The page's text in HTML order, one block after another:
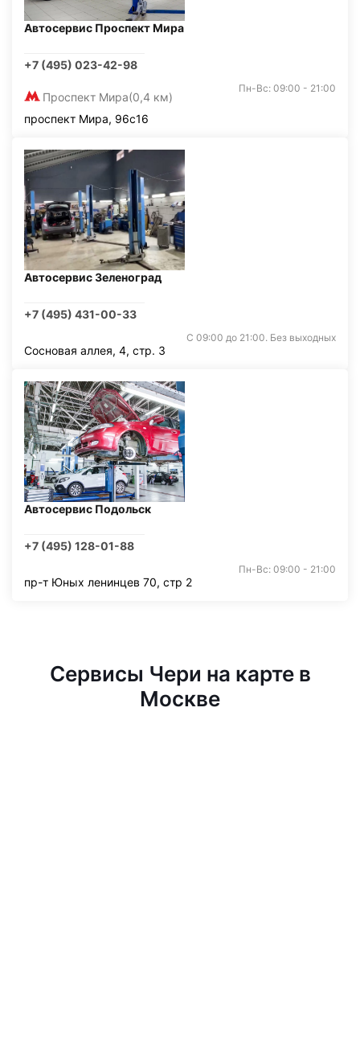
Автосервис Проспект Мира
+7 (495) 023-42-98
Проспект Мира(0,4 км)
Пн-Вс: 09:00 - 21:00
проспект Мира, 96с16
Автосервис Зеленоград
+7 (495) 431-00-33
С 09:00 до 21:00. Без выходных
Сосновая аллея, 4, стр. 3
Автосервис Подольск
+7 (495) 128-01-88
Пн-Вс: 09:00 - 21:00
пр-т Юных ленинцев 70, стр 2
Сервисы Чери на карте в
Москве